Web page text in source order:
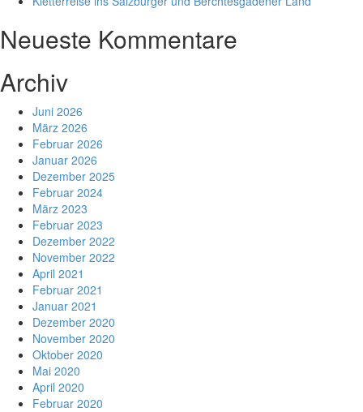
Neueste Kommentare
Archiv
Juni 2026
März 2026
Februar 2026
Januar 2026
Dezember 2025
Februar 2024
März 2023
Februar 2023
Dezember 2022
November 2022
April 2021
Februar 2021
Januar 2021
Dezember 2020
November 2020
Oktober 2020
Mai 2020
April 2020
Februar 2020